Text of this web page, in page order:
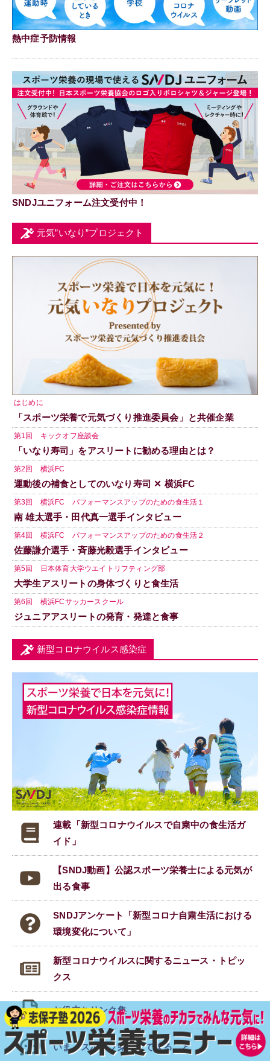
熱中症予防情報
SNDJユニフォーム注文受付中！
元気”いなり”プロジェクト
はじめに
「スポーツ栄養で元気づくり推進委員会」と共催企業
第1回 キックオフ座談会
「いなり寿司」をアスリートに勧める理由とは？
第2回 横浜FC
運動後の補食としてのいなり寿司 ✕ 横浜FC
第3回 横浜FC パフォーマンスアップのための食生活１
南 雄太選手・田代真一選手インタビュー
第4回 横浜FC パフォーマンスアップのための食生活２
佐藤謙介選手・斉藤光毅選手インタビュー
第5回 日本体育大学ウエイトリフティング部
大学生アスリートの身体づくりと食生活
第6回 横浜FCサッカースクール
ジュニアアスリートの発育・発達と食事
新型コロナウイルス感染症
連載「新型コロナウイルスで自粛中の食生活ガ
イド」
【SNDJ動画】公認スポーツ栄養士による元気が
出る食事
SNDJアンケート「新型コロナ自粛生活における
環境変化について」
新型コロナウイルスに関するニュース・トピッ
クス
お役立ちリンク集
いま、スポーツ栄養にできること